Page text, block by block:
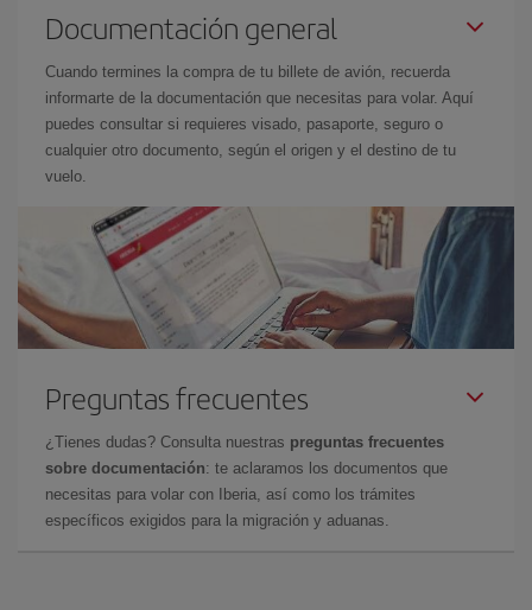
Documentación general
Cuando termines la compra de tu billete de avión, recuerda
informarte de la documentación que necesitas para volar. Aquí
puedes consultar si requieres visado, pasaporte, seguro o
cualquier otro documento, según el origen y el destino de tu
vuelo.
Preguntas frecuentes
¿Tienes dudas? Consulta nuestras preguntas frecuentes
sobre documentación: te aclaramos los documentos que
necesitas para volar con Iberia, así como los trámites
específicos exigidos para la migración y aduanas.